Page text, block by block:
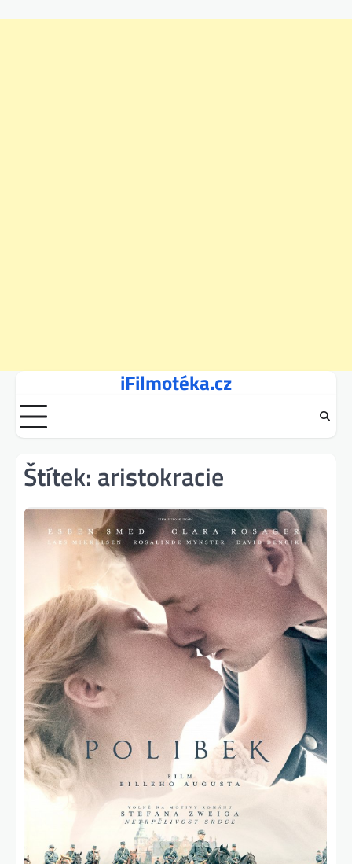
content
iFilmotéka.cz
Štítek: aristokracie